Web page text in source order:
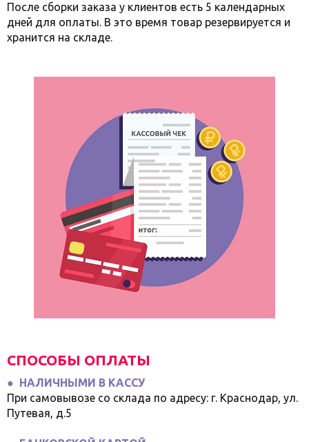
После сборки заказа у клиентов есть 5 календарных
дней для оплаты. В это время товар резервируется и
хранится на складе.
СПОСОБЫ ОПЛАТЫ
● НАЛИЧНЫМИ В КАССУ
При самовывозе со склада по адресу: г. Краснодар, ул.
Путевая, д.5